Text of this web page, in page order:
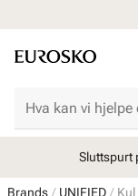
Sluttspurt
Brands UNIFIED Kul